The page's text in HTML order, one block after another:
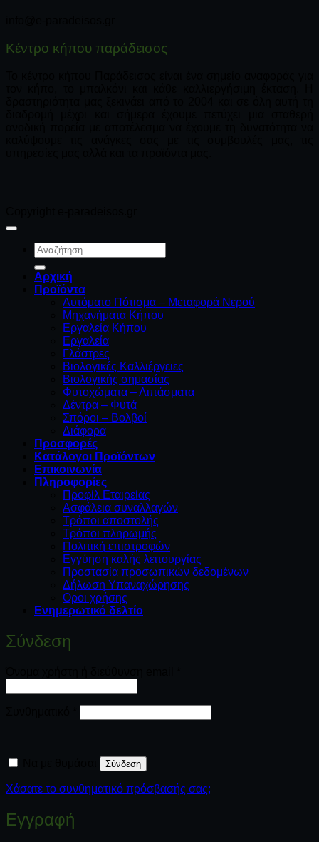
Κέντρο κήπου παράδεισος
Αναζήτηση
για:
Αρχική
Προϊόντα
Αυτόματο Πότισμα – Μεταφορά Νερού
Μηχανήματα Κήπου
Εργαλεία Κήπου
Εργαλεία
Γλάστρες
Βιολογικές Καλλιέργειες
Βιολογικής σημασίας
Φυτοχώματα – Λιπάσματα
Δέντρα – Φυτά
Σπόροι – Βολβοί
Διάφορα
Προσφορές
Κατάλογοι Προϊόντων
Επικοινωνία
Πληροφορίες
Προφίλ Εταιρείας
Ασφάλεια συναλλαγών
Τρόποι αποστολής
Τρόποι πληρωμής
Πολιτική επιστροφών
Εγγύηση καλής λειτουργίας
Προστασία προσωπικών δεδομένων
Δήλωση Υπαναχώρησης
Οροι χρήσης
Ενημερωτικό δελτίο
Σύνδεση
Σύνδεση
Χάσατε το συνθηματικό πρόσβασής σας;
Εγγραφή